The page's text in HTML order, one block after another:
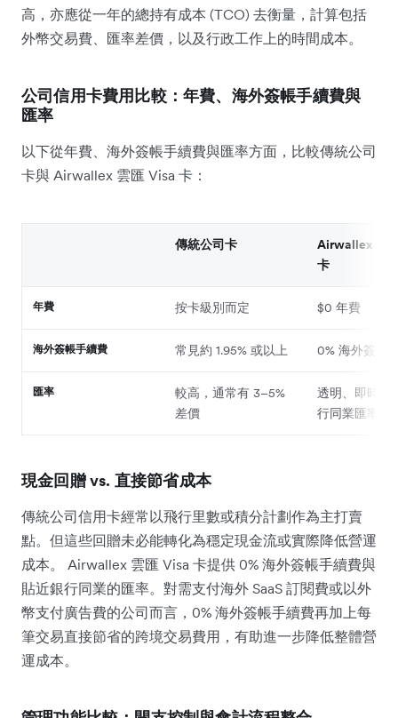
高，亦應從一年的總持有成本 (TCO) 去衡量，計算包括
外幣交易費、匯率差價，以及行政工作上的時間成本。
公司信用卡費用比較：年費、海外簽帳手續費與
匯率
以下從年費、海外簽帳手續費與匯率方面，比較傳統公司
卡與 Airwallex 雲匯 Visa 卡：
傳統公司卡
Airwallex 雲
卡
年費 按卡級別而定 $0 年費
海外簽帳手續費 常見約 1.95% 或以上 0% 海外簽帳
匯率
較高，通常有 3–5%
差價
透明、即時，
行同業匯率
現金回贈 vs. 直接節省成本
傳統公司信用卡經常以飛行里數或積分計劃作為主打賣
點。但這些回贈未必能轉化為穩定現金流或實際降低營運
成本。 Airwallex 雲匯 Visa 卡提供 0% 海外簽帳手續費與
貼近銀行同業的匯率。對需支付海外 SaaS 訂閱費或以外
幣支付廣告費的公司而言，0% 海外簽帳手續費再加上每
筆交易直接節省的跨境交易費用，有助進一步降低整體營
運成本。